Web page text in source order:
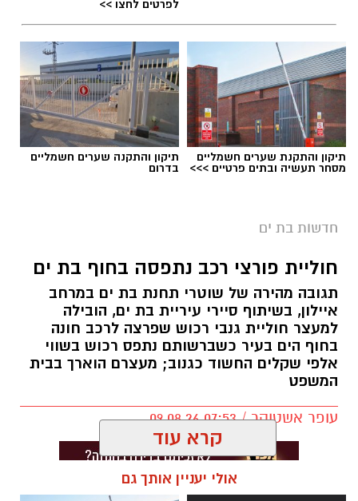
לפרטים לחצו >>
תיקון והתקנת שערים חשמליים
מסחר תעשיה ובתים פרטיים >>>
תיקון והתקנה שערים חשמליים
בדרום
חדשות בת ים
חוליית פורצי רכב נתפסה בחוף בת ים
תגובה מהירה של שוטרי תחנת בת ים במרחב
איילון, בשיתוף סיירי עיריית בת ים, הובילה
למעצר חוליית גנבי רכוש שפרצה לרכב חונה
בחוף הים בעיר כשברשותם נתפס רכוש בשווי
אלפי שקלים החשוד כגנוב; מעצרם הוארך בבית
המשפט
עופר אשטוקר / 07:53 09.08.26
קרא עוד
אולי יעניין אותך גם